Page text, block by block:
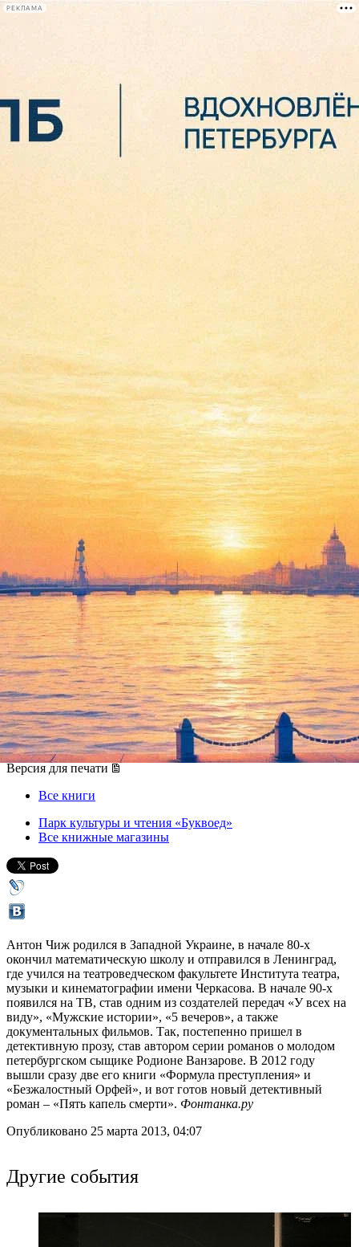
РЕКЛАМА
Сегодня:
Встреча с писателем Антоном
Чижом. Презентация книги
«Пять капель смерти»
27 марта 2013, среда,19.00
Версия для печати
Все книги
Парк культуры и чтения «Буквоед»
Все книжные магазины
Антон Чиж родился в Западной Украине, в начале 80-х
окончил математическую школу и отправился в Ленинград,
где учился на театроведческом факультете Института театра,
музыки и кинематографии имени Черкасова. В начале 90-х
появился на ТВ, став одним из создателей передач «У всех на
виду», «Мужские истории», «5 вечеров», а также
документальных фильмов. Так, постепенно пришел в
детективную прозу, став автором серии романов о молодом
петербургском сыщике Родионе Ванзарове. В 2012 году
вышли сразу две его книги «Формула преступления» и
«Безжалостный Орфей», и вот готов новый детективный
роман – «Пять капель смерти». Фонтанка.ру
Опубликовано 25 марта 2013, 04:07
Другие события